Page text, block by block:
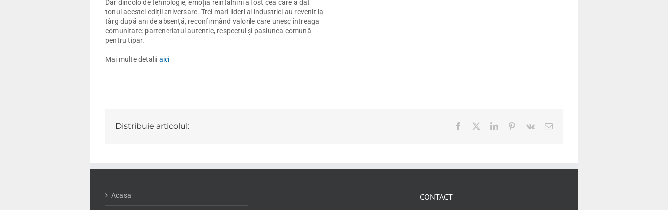
Dar dincolo de tehnologie, emoția reîntâlnirii a fost cea care a dat
tonul acestei ediții aniversare. Trei mari lideri ai industriei au revenit la
târg după ani de absență, reconfirmând valorile care unesc întreaga
comunitate:parteneriatul autentic, respectul și pasiunea comună
pentru tipar.
Mai multe detalii aici
Distribuie articolul: Facebook LinkedInPinterest
Vk
E-
Acasa CONTACT